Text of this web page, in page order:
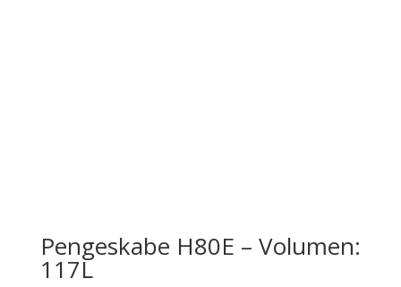
Pengeskabe H80E – Volumen:
117L